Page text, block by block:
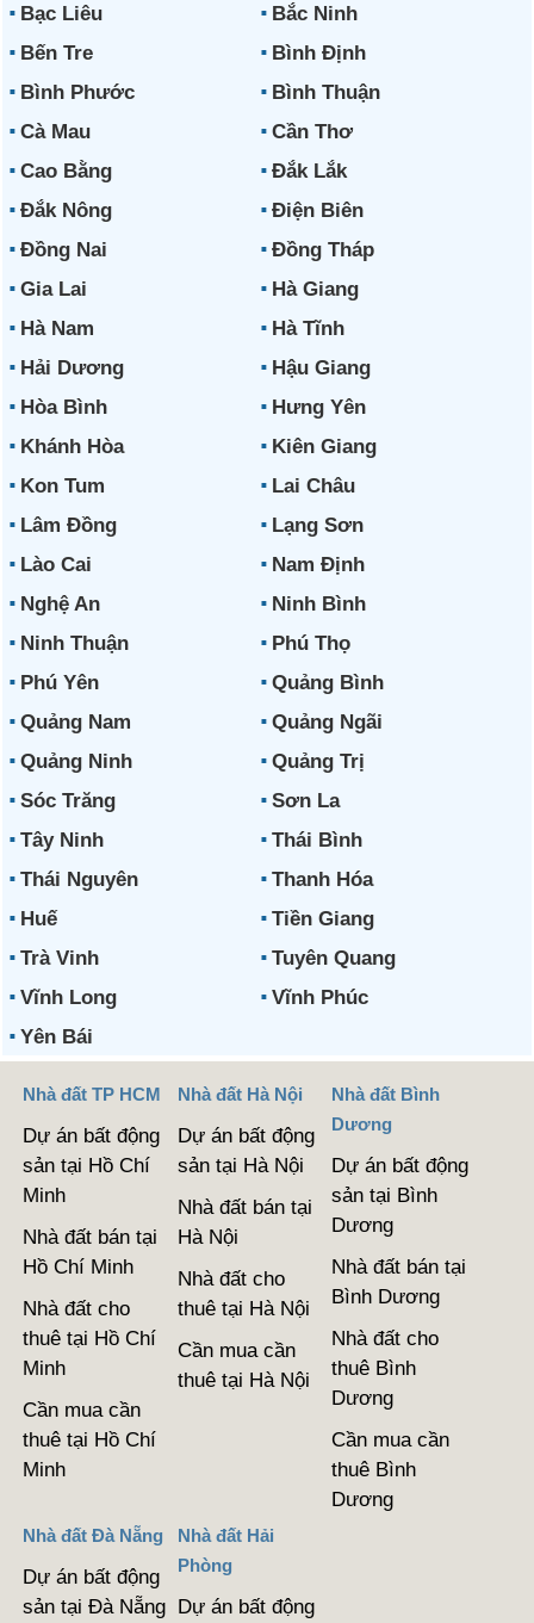
Bạc Liêu
Bắc Ninh
Bến Tre
Bình Định
Bình Phước
Bình Thuận
Cà Mau
Cần Thơ
Cao Bằng
Đắk Lắk
Đắk Nông
Điện Biên
Đồng Nai
Đồng Tháp
Gia Lai
Hà Giang
Hà Nam
Hà Tĩnh
Hải Dương
Hậu Giang
Hòa Bình
Hưng Yên
Khánh Hòa
Kiên Giang
Kon Tum
Lai Châu
Lâm Đồng
Lạng Sơn
Lào Cai
Nam Định
Nghệ An
Ninh Bình
Ninh Thuận
Phú Thọ
Phú Yên
Quảng Bình
Quảng Nam
Quảng Ngãi
Quảng Ninh
Quảng Trị
Sóc Trăng
Sơn La
Tây Ninh
Thái Bình
Thái Nguyên
Thanh Hóa
Huế
Tiền Giang
Trà Vinh
Tuyên Quang
Vĩnh Long
Vĩnh Phúc
Yên Bái
Nhà đất TP HCM
Dự án bất động
sản tại Hồ Chí
Minh
Nhà đất bán tại
Hồ Chí Minh
Nhà đất cho
thuê tại Hồ Chí
Minh
Cần mua cần
thuê tại Hồ Chí
Minh
Nhà đất Hà Nội
Dự án bất động
sản tại Hà Nội
Nhà đất bán tại
Hà Nội
Nhà đất cho
thuê tại Hà Nội
Cần mua cần
thuê tại Hà Nội
Nhà đất Bình
Dương
Dự án bất động
sản tại Bình
Dương
Nhà đất bán tại
Bình Dương
Nhà đất cho
thuê Bình
Dương
Cần mua cần
thuê Bình
Dương
Nhà đất Đà Nẵng
Dự án bất động
sản tại Đà Nẵng
Nhà đất Hải
Phòng
Dự án bất động